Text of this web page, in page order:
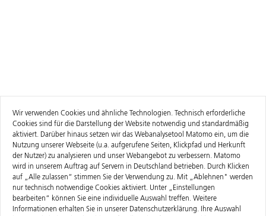
Wir verwenden Cookies und ähnliche Technologien. Technisch erforderliche
Cookies sind für die Darstellung der Website notwendig und standardmäßig
aktiviert. Darüber hinaus setzen wir das Webanalysetool Matomo ein, um die
Nutzung unserer Webseite (u.a. aufgerufene Seiten, Klickpfad und Herkunft
der Nutzer) zu analysieren und unser Webangebot zu verbessern. Matomo
wird in unserem Auftrag auf Servern in Deutschland betrieben. Durch Klicken
auf „Alle zulassen“ stimmen Sie der Verwendung zu. Mit „Ablehnen" werden
nur technisch notwendige Cookies aktiviert. Unter „Einstellungen
bearbeiten“ können Sie eine individuelle Auswahl treffen. Weitere
Informationen erhalten Sie in unserer Datenschutzerklärung. Ihre Auswahl